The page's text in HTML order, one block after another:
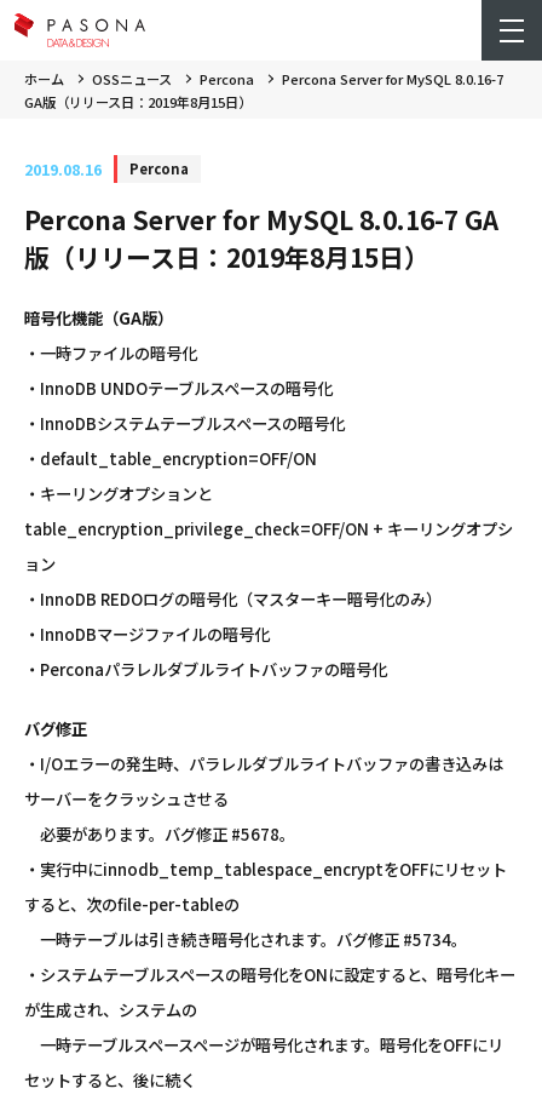
ホーム OSSニュース Percona
Percona Server for MySQL 8.0.16-7
GA版（リリース日：2019年8月15日）
2019.08.16 Percona
Percona Server for MySQL 8.0.16-7 GA
版（リリース日：2019年8月15日）
暗号化機能（GA版）
・一時ファイルの暗号化
・InnoDB UNDOテーブルスペースの暗号化
・InnoDBシステムテーブルスペースの暗号化
・default_table_encryption=OFF/ON
・キーリングオプションと
table_encryption_privilege_check=OFF/ON + キーリングオプシ
ョン
・InnoDB REDOログの暗号化（マスターキー暗号化のみ）
・InnoDBマージファイルの暗号化
・Perconaパラレルダブルライトバッファの暗号化
バグ修正
・I/Oエラーの発生時、パラレルダブルライトバッファの書き込みは
サーバーをクラッシュさせる
必要があります。バグ修正 #5678。
・実行中にinnodb_temp_tablespace_encryptをOFFにリセット
すると、次のfile-per-tableの
一時テーブルは引き続き暗号化されます。バグ修正 #5734。
・システムテーブルスペースの暗号化をONに設定すると、暗号化キー
が生成され、システムの
一時テーブルスペースページが暗号化されます。暗号化をOFFにリ
セットすると、後に続く